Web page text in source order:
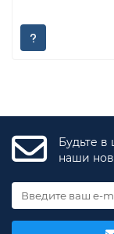
Будьте
наши